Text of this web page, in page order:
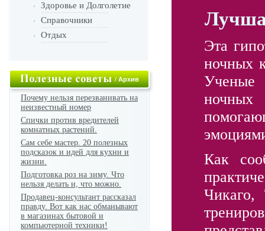
Здоровье и Долголетие
Справочники
Отдых
/Архив
Почему нельзя перезванивать на
неизвестный номер
Спички против вредителей
комнатных растений.
Сам себе мастер. 20 полезных
подсказок и идей для кухни и
жизни.
Подготовка роз на зиму. Что
нельзя делать и, что можно.
Продавец-консультант рассказал
правду. Вот как нас обманывают
в магазинах бытовой и
компьютерной техники!
Эта
ночных
Ученые
ночных
Как
Чикаго,